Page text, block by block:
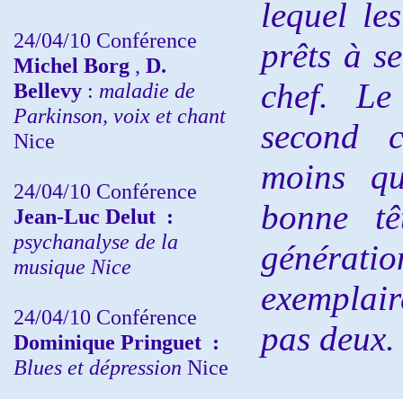
24/04/10 Conférence
Michel Borg , D.
Bellevy : maladie de
Parkinson, voix et chant
Nice
24/04/10 Conférence
Jean-Luc Delut :
psychanalyse de la
musique Nice
24/04/10 Conférence
Dominique Pringuet :
Blues et dépression Nice
lequel
prêts à
chef.
second
moins
bonne
pas deux.